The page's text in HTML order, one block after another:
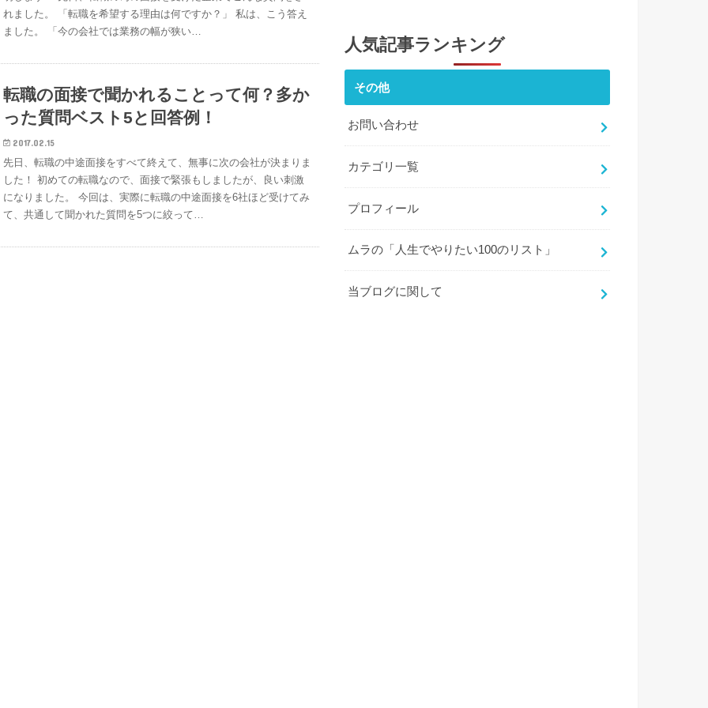
れました。 「転職を希望する理由は何ですか？」 私は、こう答え
ました。 「今の会社では業務の幅が狭い…
転職の面接で聞かれることって何？多か
った質問ベスト5と回答例！
2017.02.15
先日、転職の中途面接をすべて終えて、無事に次の会社が決まりま
した！ 初めての転職なので、面接で緊張もしましたが、良い刺激
になりました。 今回は、実際に転職の中途面接を6社ほど受けてみ
て、共通して聞かれた質問を5つに絞って…
人気記事ランキング
その他
お問い合わせ
カテゴリ一覧
プロフィール
ムラの「人生でやりたい100のリスト」
当ブログに関して